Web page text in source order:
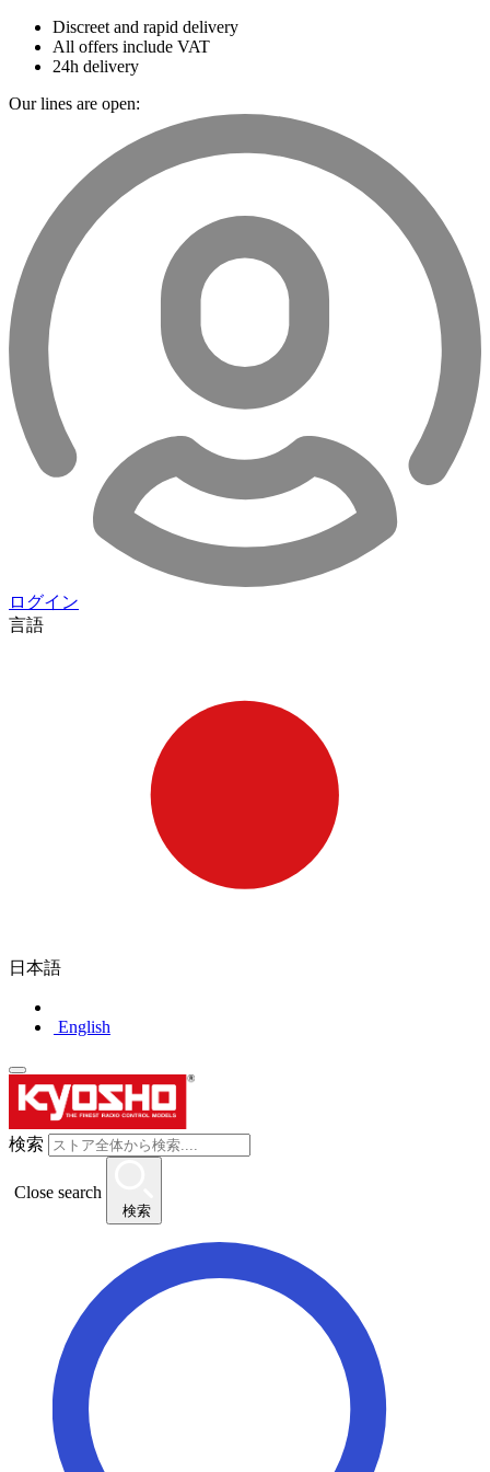
Discreet and rapid delivery
All offers include VAT
24h delivery
Our lines are open:
ログイン
言語
日本語
English
検索
Close search
検索